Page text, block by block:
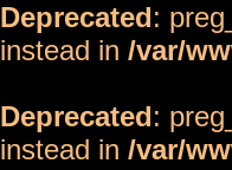
Deprecated:
instead in /var/
Deprecated:
instead in /var/